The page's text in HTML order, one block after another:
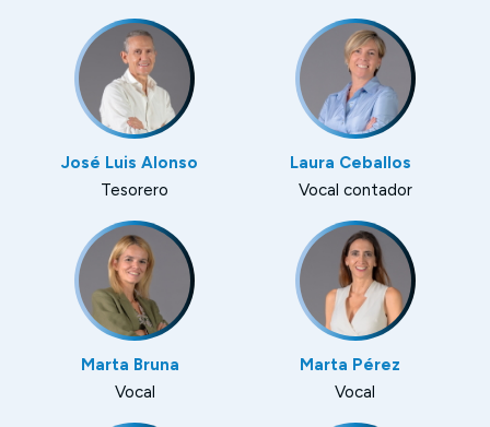
José Luis Alonso
Tesorero
Laura Ceballos
Vocal contador
Marta Bruna
Vocal
Marta Pérez
Vocal